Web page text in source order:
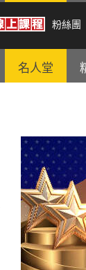
粉絲團
名人堂